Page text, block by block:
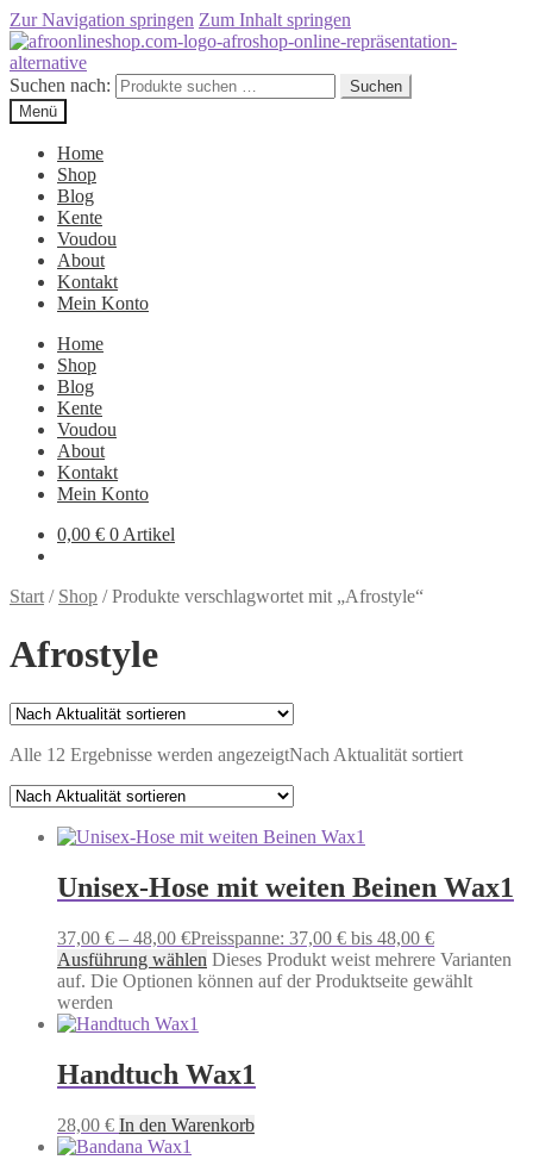
Zur Navigation springen Zum Inhalt springen
Suchen nach:
Suchen
Menü
Home
Shop
Blog
Kente
Voudou
About
Kontakt
Mein Konto
Home
Shop
Blog
Kente
Voudou
About
Kontakt
Mein Konto
0,00 € 0 Artikel
Start / Shop /Produkte verschlagwortet mit „Afrostyle“
Afrostyle
Alle 12 Ergebnisse werden angezeigtNach Aktualität sortiert
Unisex-Hose mit weiten Beinen Wax1
37,00 € – 48,00 €Preisspanne: 37,00 € bis 48,00 €
Ausführung wählen Dieses Produkt weist mehrere Varianten
auf. Die Optionen können auf der Produktseite gewählt
werden
Handtuch Wax1
28,00 € In den Warenkorb